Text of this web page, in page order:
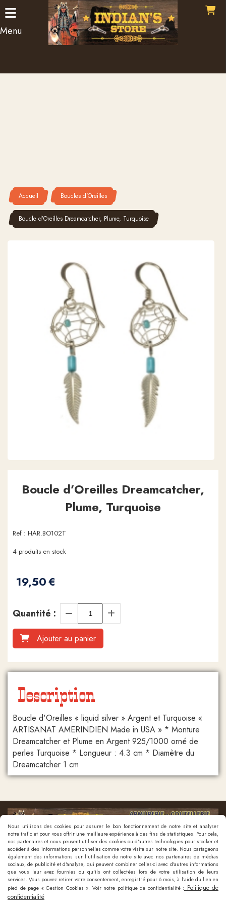
Menu
Accueil Boucles d'Oreilles
Boucle d’Oreilles Dreamcatcher, Plume, Turquoise
Boucle d’Oreilles Dreamcatcher,
Plume, Turquoise
Ref : HAR.BO102T
19,50€
4 produits en stock
Quantité :
Ajouter au panier
Description
Boucle d'Oreilles « liquid silver » Argent et Turquoise «
ARTISANAT AMERINDIEN Made in USA » * Monture
Dreamcatcher et Plume en Argent 925/1000 orné de
perles Turquoise * Longueur : 4.3 cm * Diamètre du
Dreamcatcher 1 cm
Nous contacter
Panneau de gestion des cookies
Nous utilisons des cookies pour assurer le bon fonctionnement de notre site et analyser
notre trafic et pour vous offrir une meilleure expérience à des fins de statistiques. Pour cela,
nos partenaires et nous peuvent utiliser des cookies ou d'autres technologies pour stocker et
accéder à des informations personnelles comme votre visite sur notre site. Nous partageons
également des informations sur l'utilisation de notre site avec nos partenaires de médias
sociaux, de publicité et d'analyse, qui peuvent combiner celles-ci avec d'autres informations
que vous leur avez fournies ou qu'ils ont collectées lors de votre utilisation de leurs
services. Vous pouvez retirer votre consentement, enregistré pour 6 mois, à l'aide du lien en
pied de page « Gestion Cookies ». Voir notre politique de confidentialité : Politique de
confidentialité